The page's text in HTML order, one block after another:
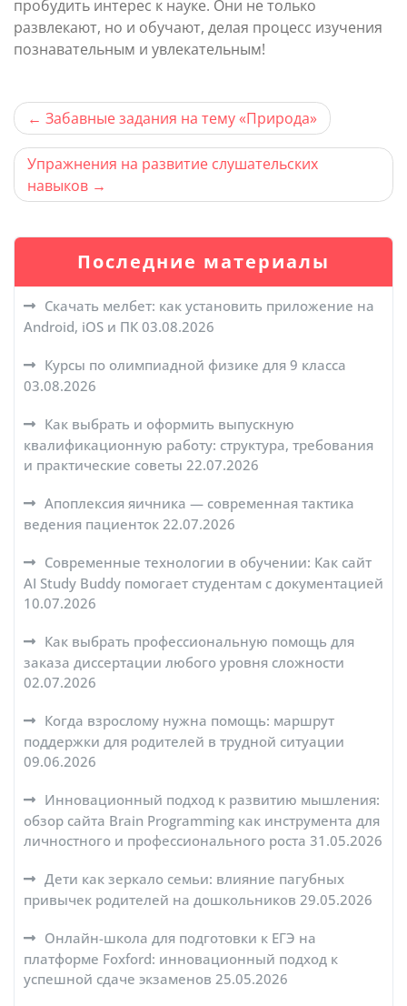
пробудить интерес к науке. Они не только
развлекают, но и обучают, делая процесс изучения
познавательным и увлекательным!
Навигация
по
записям
Забавные задания на тему «Природа»
Упражнения на развитие слушательских
навыков
Последние материалы
Скачать мелбет: как установить приложение на
Android, iOS и ПК 03.08.2026
Курсы по олимпиадной физике для 9 класса
03.08.2026
Как выбрать и оформить выпускную
квалификационную работу: структура, требования
и практические советы 22.07.2026
Апоплексия яичника — современная тактика
ведения пациенток 22.07.2026
Современные технологии в обучении: Как сайт
AI Study Buddy помогает студентам с документацией
10.07.2026
Как выбрать профессиональную помощь для
заказа диссертации любого уровня сложности
02.07.2026
Когда взрослому нужна помощь: маршрут
поддержки для родителей в трудной ситуации
09.06.2026
Инновационный подход к развитию мышления:
обзор сайта Brain Programming как инструмента для
личностного и профессионального роста 31.05.2026
Дети как зеркало семьи: влияние пагубных
привычек родителей на дошкольников 29.05.2026
Онлайн-школа для подготовки к ЕГЭ на
платформе Foxford: инновационный подход к
успешной сдаче экзаменов 25.05.2026